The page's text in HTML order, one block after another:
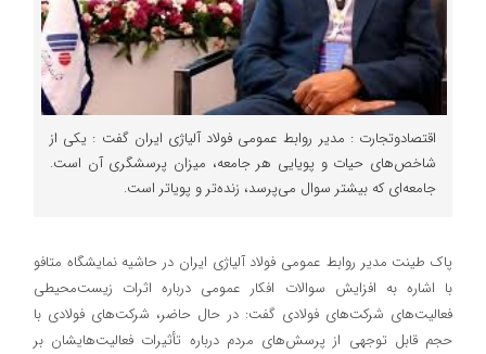
اقتصادوتجارت : مدیر روابط عمومی فولاد آلیاژی ایران گفت : یکی از
شاخص‌های حیات و پویایی هر جامعه، میزان پرسشگری آن است.
جامعه‌ای که بیشتر سوال می‌پرسد، زنده‌تر و پویا‌تر است.
پاک طینت مدیر روابط عمومی فولاد آلیاژی ایران در حاشیه نمایشگاه متافو
با اشاره به افزایش سوالات افکار عمومی درباره اثرات زیست‌محیطی
فعالیت‌های شرکت‌های فولادی گفت: در حال حاضر، شرکت‌های فولادی با
حجم قابل توجهی از پرسش‌های مردم درباره تأثیرات فعالیت‌هایشان بر